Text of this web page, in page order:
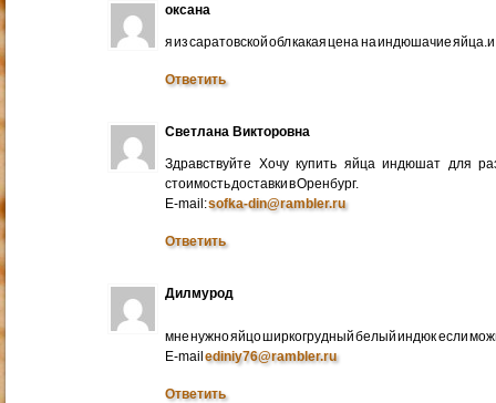
оксана
я из саратовской обл какая цена на индюшачие яйца.и
Ответить
Светлана Викторовна
Здравствуйте Хочу купить яйца индюшат для
стоимость доставки в Оренбург.
E-mail:sofka-din@rambler.ru
Ответить
Дилмурод
мне нужно яйцо ширкогрудный белый индюк если
E-mailediniy76@rambler.ru
Ответить